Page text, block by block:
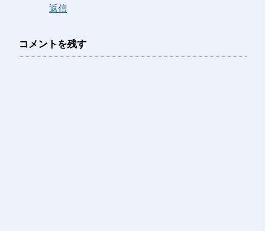
返信
コメントを残す